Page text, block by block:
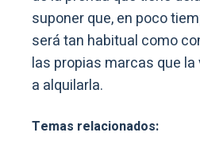
suponer que, en poco
será tan habitual como
las propias marcas que
a alquilarla.
Temas relacionados: